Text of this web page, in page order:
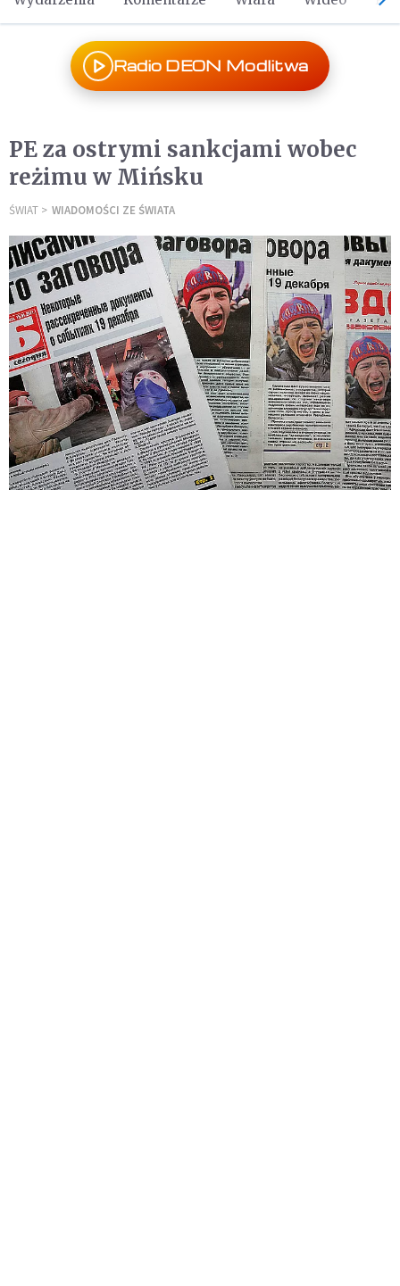
Radio DEON Modlitwa
PE za ostrymi sankcjami wobec
reżimu w Mińsku
ŚWIAT WIADOMOŚCI ZE ŚWIATA